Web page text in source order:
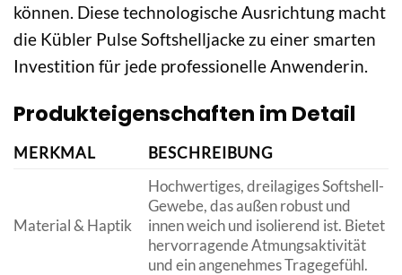
können. Diese technologische Ausrichtung macht
die Kübler Pulse Softshelljacke zu einer smarten
Investition für jede professionelle Anwenderin.
Produkteigenschaften im Detail
MERKMAL BESCHREIBUNG
Material & Haptik
Hochwertiges, dreilagiges Softshell-
Gewebe, das außen robust und
innen weich und isolierend ist. Bietet
hervorragende Atmungsaktivität
und ein angenehmes Tragegefühl.